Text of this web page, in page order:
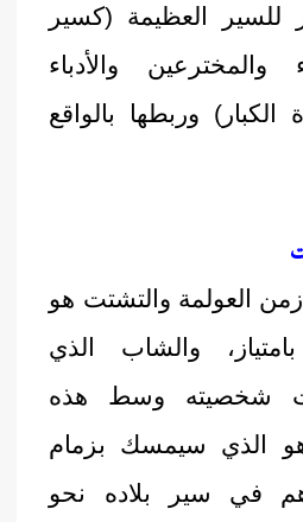
للسير العظيمة (كسير
والمخترعين والأدباء
الكبار) وربطها بالواقع
العولمة والتشتت هو
والشاب الذي
شخصيته وسط هذه
هو الذي سيمسك بزمام
في سير بلاده نحو